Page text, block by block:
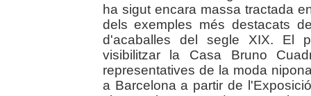
ha sigut encara massa tractada
dels exemples més destacats
d'acaballes del segle XIX. El
visibilitzar la Casa Bruno
representatives de la moda
a Barcelona a partir de